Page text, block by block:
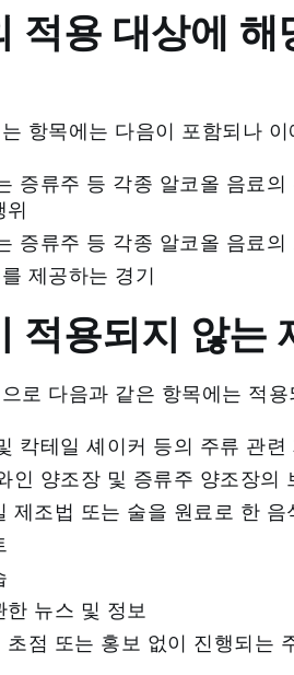
적용 대상에
항목에는 다음이 포함되나
증류주 등 각종 알코올 음료
위
증류주 등 각종 알코올 음료의
제공하는 경기
적용되지 않는
로 다음과 같은 항목에는 적
칵테일 셰이커 등의 주류 관련
인 양조장 및 증류주 양조장의
제조법 또는 술을 원료로 한 음
뉴스 및 정보
초점 또는 홍보 없이 진행되는